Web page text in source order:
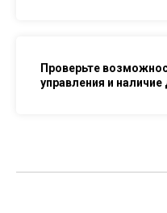
Проверьте
управления и